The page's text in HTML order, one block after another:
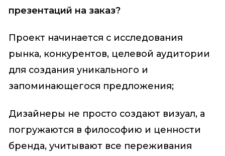
презентаций на заказ?
Проект начинается с исследования
рынка, конкурентов, целевой аудитории
для создания уникального и
запоминающегося предложения;
Дизайнеры не просто создают визуал, а
погружаются в философию и ценности
бренда, учитывают все переживания